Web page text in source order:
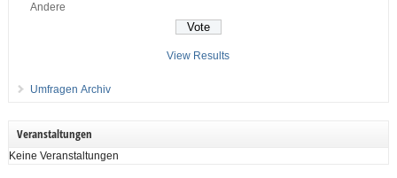
Andere
View Results
Umfragen Archiv
Veranstaltungen
Keine Veranstaltungen